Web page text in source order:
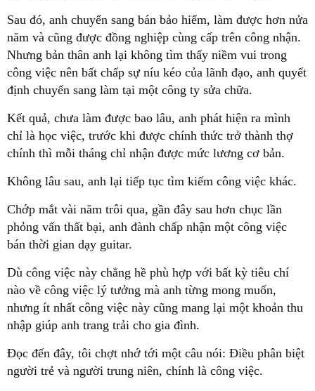
Sau đó, anh chuyển sang bán bảo hiểm, làm được hơn nửa
năm và cũng được đồng nghiệp cùng cấp trên công nhận.
Nhưng bản thân anh lại không tìm thấy niềm vui trong
công việc nên bất chấp sự níu kéo của lãnh đạo, anh quyết
định chuyển sang làm tại một công ty sửa chữa.
Kết quả, chưa làm được bao lâu, anh phát hiện ra mình
chỉ là học việc, trước khi được chính thức trở thành thợ
chính thì mỗi tháng chỉ nhận được mức lương cơ bản.
Không lâu sau, anh lại tiếp tục tìm kiếm công việc khác.
Chớp mắt vài năm trôi qua, gần đây sau hơn chục lần
phỏng vấn thất bại, anh đành chấp nhận một công việc
bán thời gian dạy guitar.
Dù công việc này chẳng hề phù hợp với bất kỳ tiêu chí
nào về công việc lý tưởng mà anh từng mong muốn,
nhưng ít nhất công việc này cũng mang lại một khoản thu
nhập giúp anh trang trải cho gia đình.
Đọc đến đây, tôi chợt nhớ tới một câu nói: Điều phân biệt
người trẻ và người trung niên, chính là công việc.